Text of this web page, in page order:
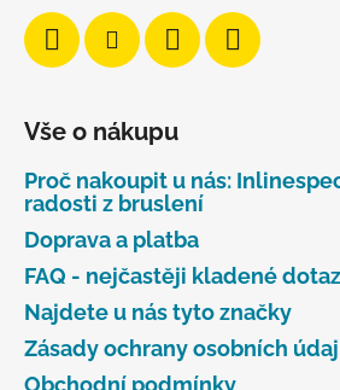
Vše o nákupu
Proč nakoupit u nás:
radosti z bruslení
Doprava a platba
FAQ - nejčastěji kladené
Najdete u nás tyto značky
Zásady ochrany osobních
Obchodní podmínky